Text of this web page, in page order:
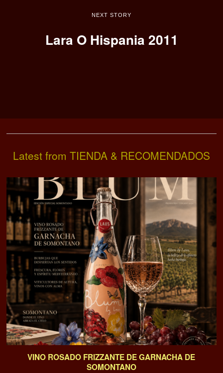
NEXT STORY
Lara O Hispania 2011
Latest from TIENDA & RECOMENDADOS
VINO ROSADO FRIZZANTE DE GARNACHA DE
SOMONTANO